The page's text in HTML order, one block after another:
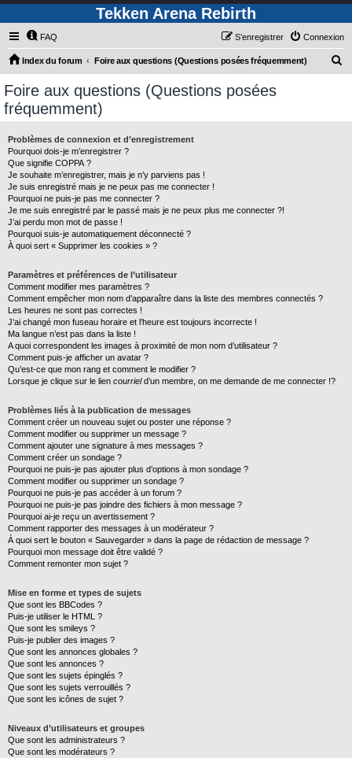
Tekken Arena Rebirth
FAQ Connexion
S’enregistrer
Index du forum Foire aux questions (Questions posées fréquemment)
Foire aux questions (Questions posées
fréquemment)
Problèmes de connexion et d’enregistrement
Pourquoi dois-je m’enregistrer ?
Que signifie COPPA ?
Je souhaite m’enregistrer, mais je n’y parviens pas !
Je suis enregistré mais je ne peux pas me connecter !
Pourquoi ne puis-je pas me connecter ?
Je me suis enregistré par le passé mais je ne peux plus me connecter ?!
J’ai perdu mon mot de passe !
Pourquoi suis-je automatiquement déconnecté ?
À quoi sert « Supprimer les cookies » ?
Paramètres et préférences de l’utilisateur
Comment modifier mes paramètres ?
Comment empêcher mon nom d’apparaître dans la liste des membres connectés ?
Les heures ne sont pas correctes !
J’ai changé mon fuseau horaire et l’heure est toujours incorrecte !
Ma langue n’est pas dans la liste !
A quoi correspondent les images à proximité de mon nom d’utilisateur ?
Comment puis-je afficher un avatar ?
Qu’est-ce que mon rang et comment le modifier ?
Lorsque je clique sur le lien courrield’un membre, on me demande de me connecter !?
Problèmes liés à la publication de messages
Comment créer un nouveau sujet ou poster une réponse ?
Comment modifier ou supprimer un message ?
Comment ajouter une signature à mes messages ?
Comment créer un sondage ?
Pourquoi ne puis-je pas ajouter plus d’options à mon sondage ?
Comment modifier ou supprimer un sondage ?
Pourquoi ne puis-je pas accéder à un forum ?
Pourquoi ne puis-je pas joindre des fichiers à mon message ?
Pourquoi ai-je reçu un avertissement ?
Comment rapporter des messages à un modérateur ?
À quoi sert le bouton « Sauvegarder » dans la page de rédaction de message ?
Pourquoi mon message doit être validé ?
Comment remonter mon sujet ?
Mise en forme et types de sujets
Que sont les BBCodes ?
Puis-je utiliser le HTML ?
Que sont les smileys ?
Puis-je publier des images ?
Que sont les annonces globales ?
Que sont les annonces ?
Que sont les sujets épinglés ?
Que sont les sujets verrouillés ?
Que sont les icônes de sujet ?
Niveaux d’utilisateurs et groupes
Que sont les administrateurs ?
Que sont les modérateurs ?